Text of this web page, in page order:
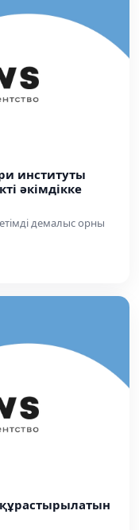
институты
әкімдікке
демалыс орны